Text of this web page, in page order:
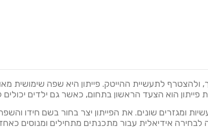
לתעשיית ההייטק. פייתון היא שפה שימושית
פייתון הוא הצעד הראשון בתחום, כאשר גם ילדים
אידיאלית עבור מתכנתים מתחילים ומנוסים